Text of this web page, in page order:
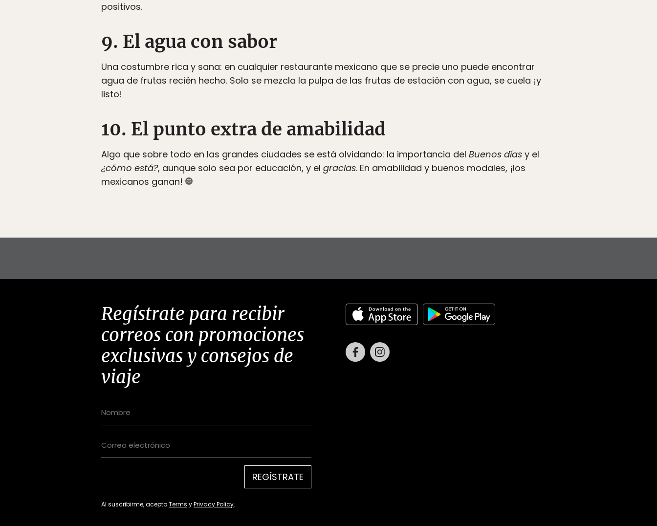
positivos.
9. El agua con sabor
Una costumbre rica y sana: en cualquier restaurante mexicano que se precie uno puede encontrar
agua de frutas recién hecho. Solo se mezcla la pulpa de las frutas de estación con agua, se cuela ¡y
listo!
10. El punto extra de amabilidad
Algo que sobre todo en las grandes ciudades se está olvidando: la importancia del Buenos días y el
¿cómo está?, aunque solo sea por educación, y el gracias. En amabilidad y buenos modales, ¡los
mexicanos ganan!
Regístrate para recibir
correos con promociones
exclusivas y consejos de
viaje
REGÍSTRATE
Al suscribirme, aceptoTerms yPrivacy Policy.
Facebook